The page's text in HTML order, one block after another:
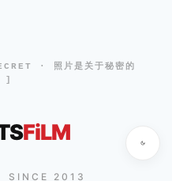
· 照片是关于秘密的
]
FiLM
SINCE 2013